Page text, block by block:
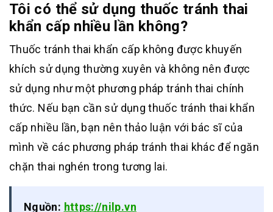
Tôi có thể sử dụng thuốc tránh thai
khẩn cấp nhiều lần không?
Thuốc tránh thai khẩn cấp không được khuyến
khích sử dụng thường xuyên và không nên được
sử dụng như một phương pháp tránh thai chính
thức. Nếu bạn cần sử dụng thuốc tránh thai khẩn
cấp nhiều lần, bạn nên thảo luận với bác sĩ của
mình về các phương pháp tránh thai khác để ngăn
chặn thai nghén trong tương lai.
Nguồn: https://nilp.vn